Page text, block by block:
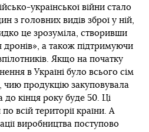
української війни стало
з головних видів зброї у ній,
це зрозуміла, створивши
а також підтримуючи
Якщо на початку
в Україні було всього сім
чию продукцію закуповувала
до кінця року буде 50. Ці
всій території країни. А
виробництва поступово